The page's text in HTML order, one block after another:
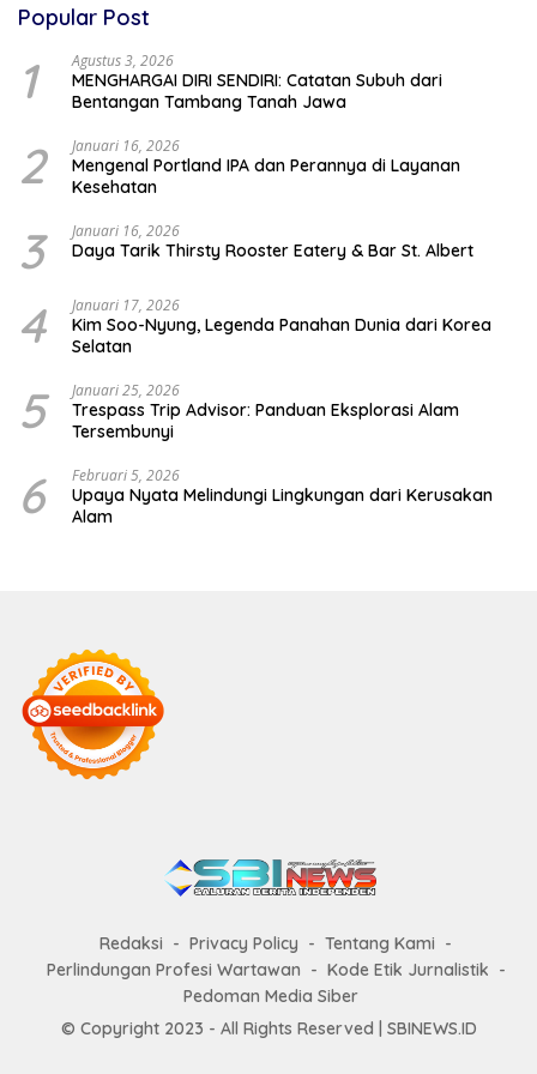
Popular Post
1 Agustus 3, 2026
MENGHARGAI DIRI SENDIRI: Catatan Subuh dari
Bentangan Tambang Tanah Jawa
2 Januari 16, 2026
Mengenal Portland IPA dan Perannya di Layanan
Kesehatan
3 Januari 16, 2026
Daya Tarik Thirsty Rooster Eatery & Bar St. Albert
4 Januari 17, 2026
Kim Soo-Nyung, Legenda Panahan Dunia dari Korea
Selatan
5 Januari 25, 2026
Trespass Trip Advisor: Panduan Eksplorasi Alam
Tersembunyi
6 Februari 5, 2026
Upaya Nyata Melindungi Lingkungan dari Kerusakan
Alam
Redaksi Privacy Policy
Tentang Kami
Perlindungan Profesi Wartawan
Kode Etik Jurnalistik
Pedoman Media Siber
© Copyright 2023 - All Rights Reserved | SBINEWS.ID